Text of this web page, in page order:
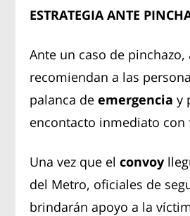
ESTRATEGIA ANTE
Ante un caso de
recomiendan a las
palanca deemergencia y
encontacto inmediato con
Una vez que elconvoy
del Metro, oficiales de
brindarán apoyo a la